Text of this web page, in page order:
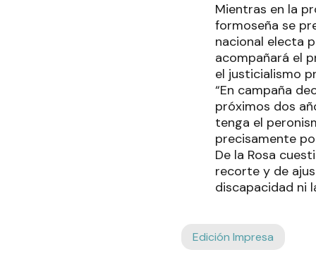
Mientras en la
formoseña se
nacional electa
acompañará el
el justicialismo
“En campaña
próximos dos
tenga el
precisamente
De la Rosa
recorte y de
discapacidad ni
Edición Impresa